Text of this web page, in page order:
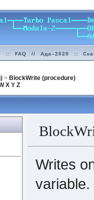
:: FAQ // Ада–2020 ::
> BlockWrite (procedure)
X Y Z
Writes
variable.